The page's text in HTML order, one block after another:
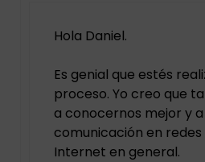
Hola Daniel.
Es genial que estés
proceso. Yo creo que
a conocernos mejor y
comunicación en redes
Internet en general.